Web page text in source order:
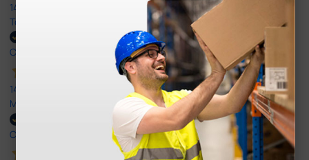
14 Abr 2026
Todo muy rápido y fácil,volveré a comprar.
Comprador verificado
14 Abr 2026
Muy buena. Excelente trato, disposición y rapidez
Comprador verificado